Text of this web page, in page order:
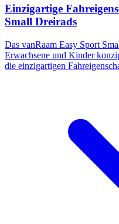
Einzigartige
Small Dreirads
Das vanRaam Easy Sport
Erwachsene und Kinder
die einzigartigen